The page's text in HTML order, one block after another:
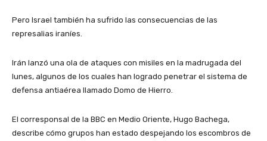
Pero Israel también ha sufrido las consecuencias de las
represalias iraníes.
Irán lanzó una ola de ataques con misiles en la madrugada del
lunes, algunos de los cuales han logrado penetrar el sistema de
defensa antiaérea llamado Domo de Hierro.
El corresponsal de la BBC en Medio Oriente, Hugo Bachega,
describe cómo grupos han estado despejando los escombros de